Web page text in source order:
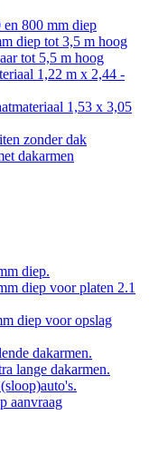
en 800 mm diep
diep tot 3,5 m hoog
tot 5,5 m hoog
1,22 m x 2,44 -
1,53 x 3,05
zonder dak
dakarmen
diep.
diep voor platen 2.1
diep voor opslag
dakarmen.
lange dakarmen.
aanvraag